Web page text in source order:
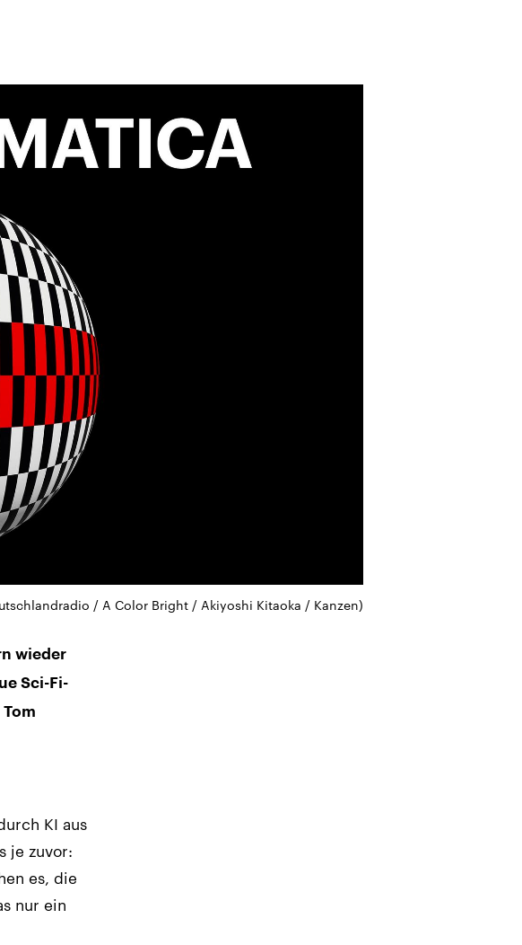
/ A Color Bright / Akiyoshi Kitaoka / Kanzen)
wieder
Sci-Fi-
KI aus
je zuvor:
es, die
nur ein